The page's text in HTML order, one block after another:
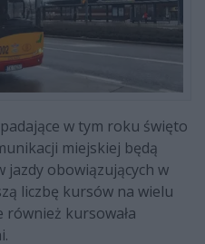
w tym roku święto
miejskiej będą
jazdy obowiązujących w
liczbę kursów na wielu
również kursowała